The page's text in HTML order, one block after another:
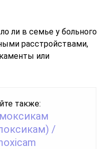
ли в семье у больного
расстройствами,
или
также:
/